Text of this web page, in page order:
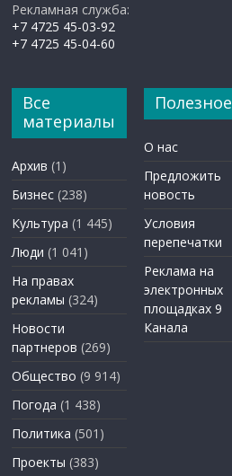
Рекламная служба:
+7 4725 45-03-92
+7 4725 45-04-60
Все
материалы
Архив (1)
Бизнес (238)
Культура (1 445)
Люди (1 041)
На правах
рекламы (324)
Новости
партнеров (269)
Общество (9 914)
Погода (1 438)
Политика (501)
Проекты (383)
Полезное
О нас
Предложить
новость
Условия
перепечатки
Реклама на
электронных
площадках 9
Канала